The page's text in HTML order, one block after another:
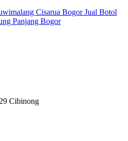
Cisarua BogorJual Botol
Panjang Bogor
Cibinong